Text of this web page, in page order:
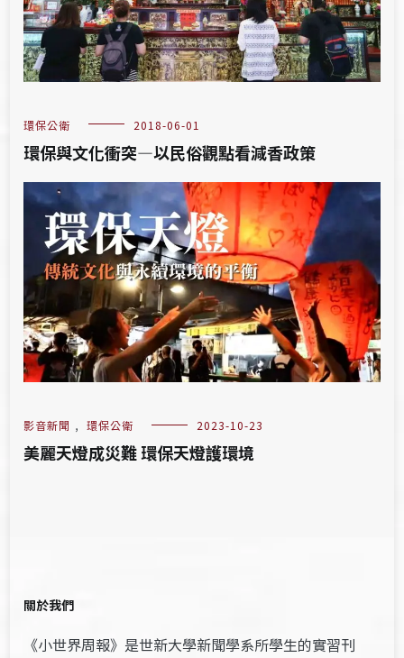
環保公衛 2018-06-01
環保與文化衝突—以民俗觀點看減香政策
影音新聞 , 環保公衛 2023-10-23
美麗天燈成災難 環保天燈護環境
關於我們
《小世界周報》是世新大學新聞學系所學生的實習刊